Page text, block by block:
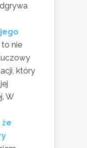
nie
który
W
że